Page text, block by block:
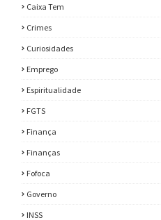
Caixa Tem
Crimes
Curiosidades
Emprego
Espiritualidade
FGTS
Finança
Finanças
Fofoca
Governo
INSS